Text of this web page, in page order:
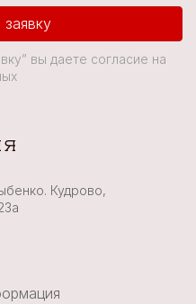
заявку
вы даете согласие на
Кудрово,